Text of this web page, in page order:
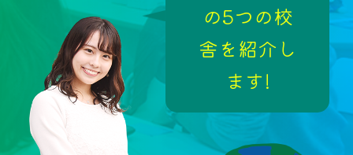
の5つの校
舎を紹介し
ます!